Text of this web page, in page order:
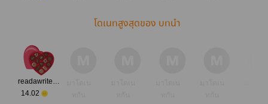
โดเนทสูงสุดของ บทนำ
readawriteofficer
14.02